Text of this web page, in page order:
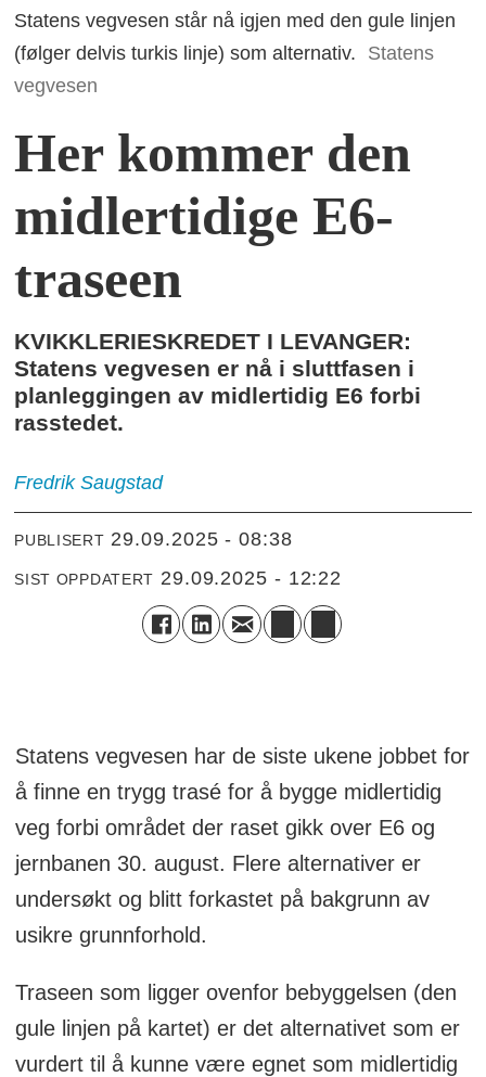
Statens vegvesen står nå igjen med den gule linjen
(følger delvis turkis linje) som alternativ.
Statens
vegvesen
Her kommer den
midlertidige E6-
traseen
KVIKKLERIESKREDET I LEVANGER:
Statens vegvesen er nå i sluttfasen i
planleggingen av midlertidig E6 forbi
rasstedet.
Fredrik Saugstad
PUBLISERT 29.09.2025 - 08:38
SIST OPPDATERT 29.09.2025 - 12:22
Statens vegvesen har de siste ukene jobbet for
å finne en trygg trasé for å bygge midlertidig
veg forbi området der raset gikk over E6 og
jernbanen 30. august. Flere alternativer er
undersøkt og blitt forkastet på bakgrunn av
usikre grunnforhold.
Traseen som ligger ovenfor bebyggelsen (den
gule linjen på kartet) er det alternativet som er
vurdert til å kunne være egnet som midlertidig